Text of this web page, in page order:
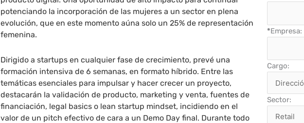
potenciando la incorporación de las mujeres a un sector en plena
evolución, que en este momento aúna solo un 25% de representación
femenina.
Dirigido a startups en cualquier fase de crecimiento, prevé una
formación intensiva de 6 semanas, en formato híbrido. Entre las
temáticas esenciales para impulsar y hacer crecer un proyecto,
destacarán la validación de producto, marketing y venta, fuentes de
financiación, legal basics o lean startup mindset, incidiendo en el
valor de un pitch efectivo de cara a un Demo Day final. Durante todo
*Empresa:
Cargo:
Sector: